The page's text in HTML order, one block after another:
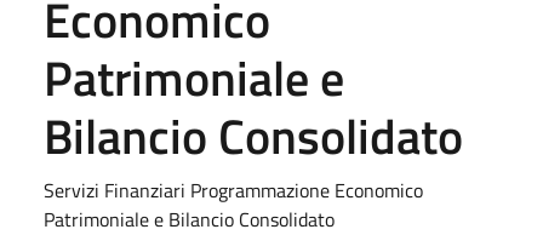
Economico
Patrimoniale e
Bilancio Consolidato
Servizi Finanziari Programmazione Economico
Patrimoniale e Bilancio Consolidato